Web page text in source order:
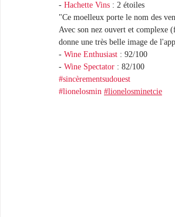
#NosDomaines
- Hachette Vins : 2 étoiles
"Ce moelleux porte le nom des
Avec son nez ouvert et complexe
donne une très belle image de
- Wine Enthusiast : 92/100
- Wine Spectator : 82/100
#sincèrementsudouest
#lionelosmin #lionelosminetcie